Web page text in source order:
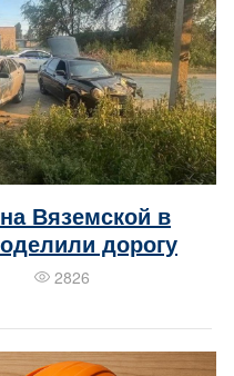
Вяземской в
дорогу
2826